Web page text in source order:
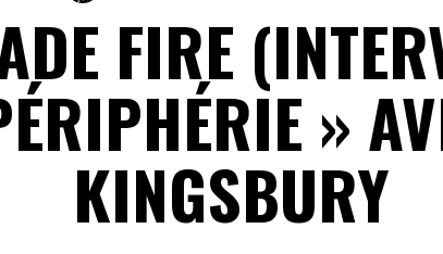
FIRE
»
KINGSBURY